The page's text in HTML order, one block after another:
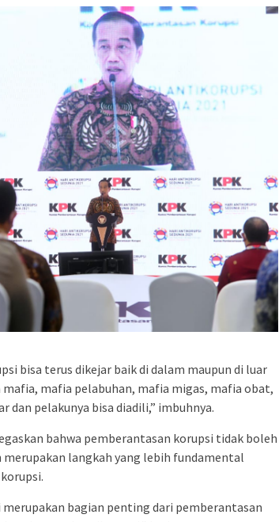
bisa terus dikejar baik di dalam maupun di luar
mafia pelabuhan, mafia migas, mafia obat,
dan pelakunya bisa diadili,” imbuhnya.
bahwa pemberantasan korupsi tidak boleh
langkah yang lebih fundamental
bagian penting dari pemberantasan